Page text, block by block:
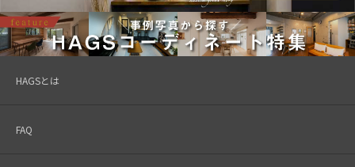
HAGSとは
FAQ